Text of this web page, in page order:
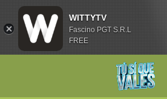
WITTYTV
Fascino PGT S.R.L
FREE